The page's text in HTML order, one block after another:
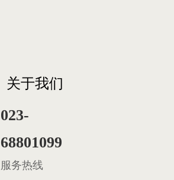
关于我们
023-
68801099
服务热线